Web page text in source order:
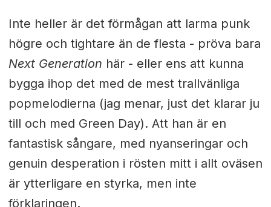
Inte heller är det förmågan att larma punk
högre och tightare än de flesta - pröva bara
Next Generation här - eller ens att kunna
bygga ihop det med de mest trallvänliga
popmelodierna (jag menar, just det klarar ju
till och med Green Day). Att han är en
fantastisk sångare, med nyanseringar och
genuin desperation i rösten mitt i allt oväsen
är ytterligare en styrka, men inte
förklaringen.